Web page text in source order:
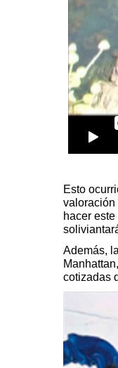
Esto
hacer
Además,
cotizadas